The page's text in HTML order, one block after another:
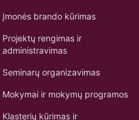
Įmonės brando kūrimas
Projektų rengimas ir
administravimas
Seminarų organizavimas
Mokymai ir mokymų programos
Klasterių kūrimas ir